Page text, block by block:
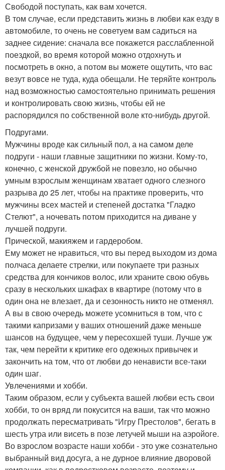
Свободой поступать, как вам хочется.
В том случае, если представить жизнь в любви как езду в
автомобиле, то очень не советуем вам садиться на
заднее сидение: сначала все покажется расслабленной
поездкой, во время которой можно отдохнуть и
посмотреть в окно, а потом вы можете ощутить, что вас
везут вовсе не туда, куда обещали. Не теряйте контроль
над возможностью самостоятельно принимать решения
и контролировать свою жизнь, чтобы ей не
распорядился по собственной воле кто-нибудь другой.
Подругами.
Мужчины вроде как сильный пол, а на самом деле
подруги - наши главные защитники по жизни. Кому-то,
конечно, с женской дружбой не повезло, но обычно
умным взрослым женщинам хватает одного слезного
разрыва до 25 лет, чтобы на практике проверить, что
мужчины всех мастей и степеней достатка "Гладко
Стелют", а ночевать потом приходится на диване у
лучшей подруги.
Прической, макияжем и гардеробом.
Ему может не нравиться, что вы перед выходом из дома
полчаса делаете стрелки, или покупаете три разных
средства для кончиков волос, или храните свою обувь
сразу в нескольких шкафах в квартире (потому что в
один она не влезает, да и сезонность никто не отменял.
А вы в свою очередь можете усомниться в том, что с
такими капризами у ваших отношений даже меньше
шансов на будущее, чем у пересохшей туши. Лучше уж
так, чем перейти к критике его одежных привычек и
закончить на том, что от любви до ненависти все-таки
один шаг.
Увлечениями и хобби.
Таким образом, если у субъекта вашей любви есть свои
хобби, то он вряд ли покусится на ваши, так что можно
продолжать пересматривать "Игру Престолов", бегать в
шесть утра или висеть в позе летучей мыши на аэройоге.
Во взрослом возрасте наши хобби - это уже сознательно
выбранный вид досуга, а не дурное влияние дворовой